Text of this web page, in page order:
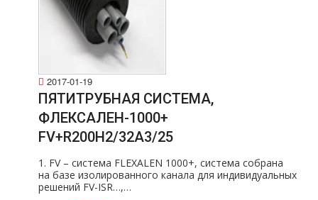
2017-01-19
ПЯТИТРУБНАЯ СИСТЕМА,
ФЛЕКСАЛЕН-1000+
FV+R200H2/32A3/25
1. FV – система FLEXALEN 1000+, система собрана
на базе изолированного канала для индивидуальных
решений FV-ISR…,…